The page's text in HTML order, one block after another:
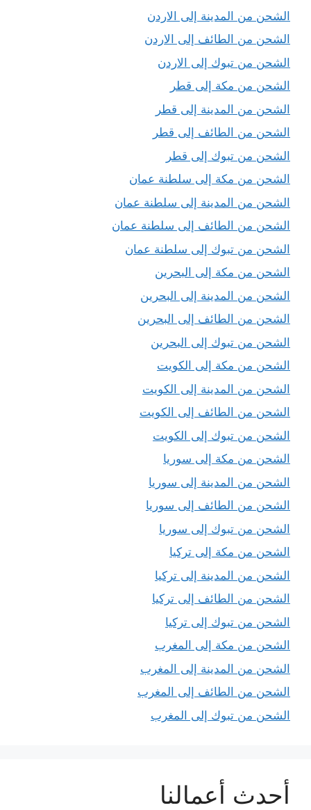
الشحن من المدينة إلى الاردن
الشحن من الطائف إلى الاردن
الشحن من تبوك إلى الاردن
الشحن من مكة إلى قطر
الشحن من المدينة إلى قطر
الشحن من الطائف إلى قطر
الشحن من تبوك إلى قطر
الشحن من مكة إلى سلطنة عمان
الشحن من المدينة إلى سلطنة عمان
الشحن من الطائف إلى سلطنة عمان
الشحن من تبوك إلى سلطنة عمان
الشحن من مكة إلى البحرين
الشحن من المدينة إلى البحرين
الشحن من الطائف إلى البحرين
الشحن من تبوك إلى البحرين
الشحن من مكة إلى الكويت
الشحن من المدينة إلى الكويت
الشحن من الطائف إلى الكويت
الشحن من تبوك إلى الكويت
الشحن من مكة إلى سوريا
الشحن من المدينة إلى سوريا
الشحن من الطائف إلى سوريا
الشحن من تبوك إلى سوريا
الشحن من مكة إلى تركيا
الشحن من المدينة إلى تركيا
الشحن من الطائف إلى تركيا
الشحن من تبوك إلى تركيا
الشحن من مكة إلى المغرب
الشحن من المدينة إلى المغرب
الشحن من الطائف إلى المغرب
الشحن من تبوك إلى المغرب
أحدث أعمالنا